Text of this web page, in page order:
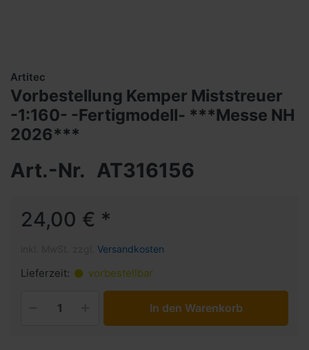
Artitec
Vorbestellung Kemper Miststreuer
-1:160- -Fertigmodell- ***Messe NH
2026***
Art.-Nr. AT316156
24,00 € *
Versandkosten
Lieferzeit: vorbestellbar
In den Warenkorb